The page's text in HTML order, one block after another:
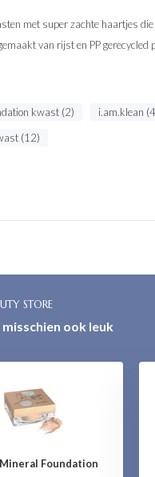
met super zachte haartjes
van rijst en PP gerecycled
kwast (2)
i.am.klean
(12)
STORE
ook leuk
Foundation